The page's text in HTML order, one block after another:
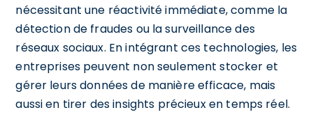
nécessitant une réactivité immédiate, comme la
détection de fraudes ou la surveillance des
réseaux sociaux. En intégrant ces technologies, les
entreprises peuvent non seulement stocker et
gérer leurs données de manière efficace, mais
aussi en tirer des insights précieux en temps réel.